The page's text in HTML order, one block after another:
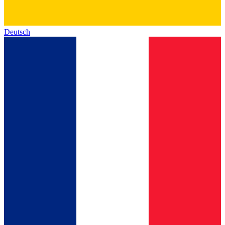
Deutsch